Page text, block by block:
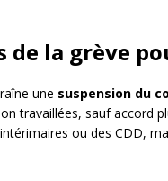
de la grève
une suspension du
travaillées, sauf accord
ou des CDD,